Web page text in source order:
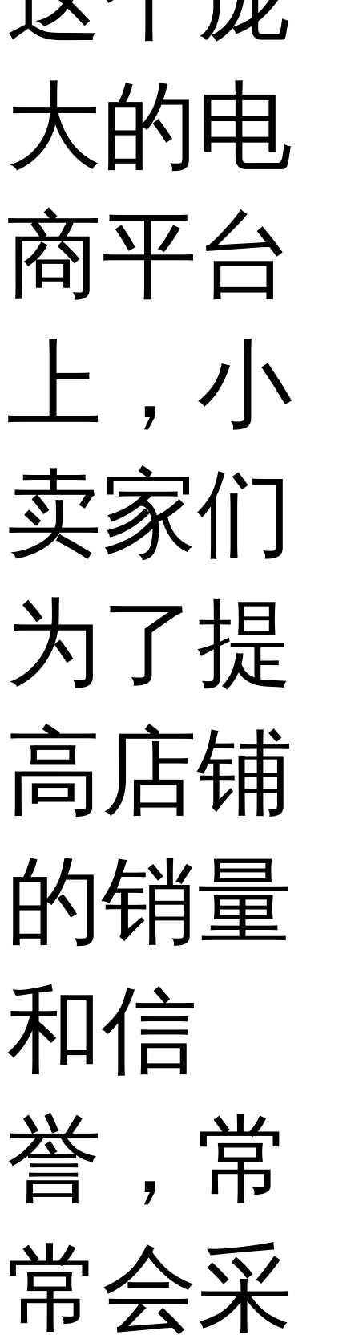
大的电
商平台
上，小
卖家们
为了提
高店铺
的销量
和信
誉，常
常会采